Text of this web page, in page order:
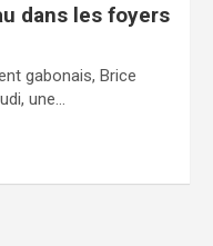
dans les foyers
gabonais, Brice
une…